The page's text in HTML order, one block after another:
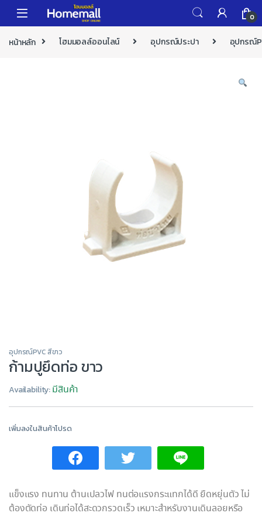
Skip to navigation
Skip to content
0
หน้าหลัก โฮมมอลล์ออนไลน์ อุปกรณ์ประปา อุปกรณ์
อุปกรณ์PVC สีขาว
ก้ามปูยึดท่อ ขาว
Availability:มีสินค้า
เพิ่มลงในสินค้าโปรด
แข็งแรง ทนทาน ต้านเปลวไฟ ทนต่อแรงกระแทกได้ดี ยืดหยุ่นตัว ไม่
ต้องตัดท่อ เดินท่อได้สะดวกรวดเร็ว เหมาะสำหรับงานเดินลอยหรือ